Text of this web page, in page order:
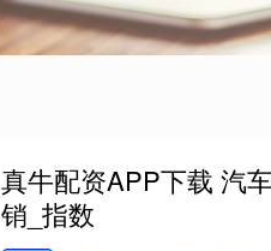
真牛配资APP下载 汽
销_指数